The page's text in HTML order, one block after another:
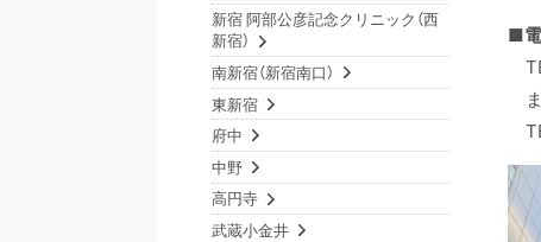
■
新宿 阿部公彦記念クリニック（西
新宿）
南新宿（新宿南口）
東新宿
府中
中野
高円寺
武蔵小金井